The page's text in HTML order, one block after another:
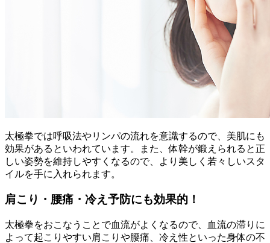
太極拳では呼吸法やリンパの流れを意識するので、美肌にも
効果があるといわれています。また、体幹が鍛えられると正
しい姿勢を維持しやすくなるので、より美しく若々しいスタ
イルを手に入れられます。
肩こり・腰痛・冷え予防にも効果的！
太極拳をおこなうことで血流がよくなるので、血流の滞りに
よって起こりやすい肩こりや腰痛、冷え性といった身体の不